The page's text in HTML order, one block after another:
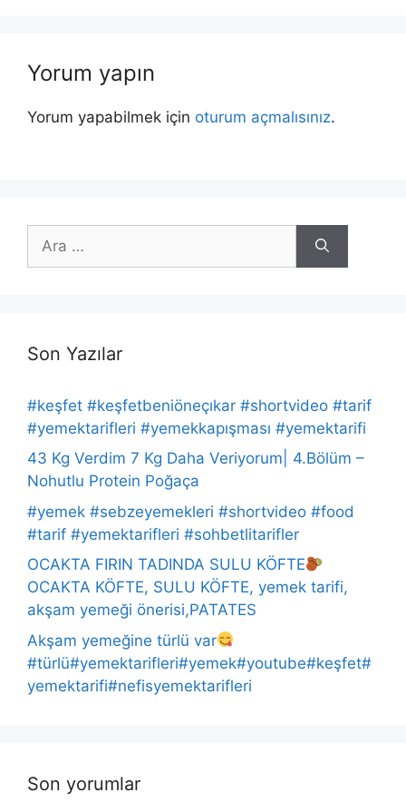
Yorum yapın
Yorum yapabilmek için oturum açmalısınız.
ara
Son Yazılar
#keşfet #keşfetbeniöneçıkar #shortvideo #tarif
#yemektarifleri #yemekkapışması #yemektarifi
43 Kg Verdim 7 Kg Daha Veriyorum| 4.Bölüm –
Nohutlu Protein Poğaça
#yemek #sebzeyemekleri #shortvideo #food
#tarif #yemektarifleri #sohbetlitarifler
OCAKTA FIRIN TADINDA SULU KÖFTE
OCAKTA KÖFTE, SULU KÖFTE, yemek tarifi,
akşam yemeği önerisi,PATATES
Akşam yemeğine türlü var
#türlü#yemektarifleri#yemek#youtube#keşfet#
yemektarifi#nefisyemektarifleri
Son yorumlar